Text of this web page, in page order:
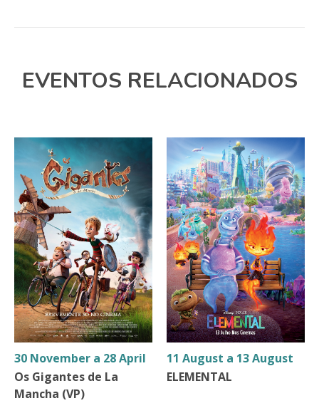
EVENTOS RELACIONADOS
30 November a 28 April
Os Gigantes de La
Mancha (VP)
11 August a 13 August
ELEMENTAL